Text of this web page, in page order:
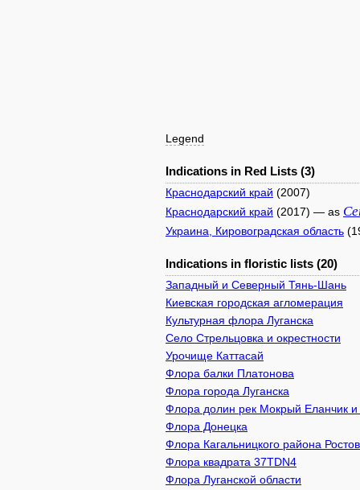
Legend
Indications in Red Lists (3)
Краснодарский край (2007)
Краснодарский край (2017) — as
Украина, Кировоградская область
Indications in floristic lists (20)
Западный и Северный Тянь-Шань
Киевcкая городская агломерация
Культурная флора Луганска
Село Стрельцовка и окрестности
Урочище Каттасай
Флора балки Платонова
Флора города Луганска
Флора долин рек Мокрый Еланчик и
Флора Донецка
Флора Кагальницкого района
Флора квадрата 37TDN4
Флора Луганской области